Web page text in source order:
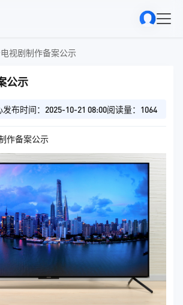
电视剧制作备案公示
公示
发布时间：2025-10-21 08:00阅读量：1064
作备案公示